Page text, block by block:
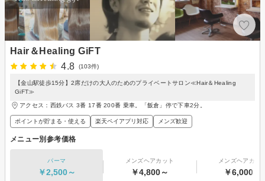
Hair＆Healing GiFT
4.8
(103件)
【金山駅徒歩15分】2席だけの大人のためのプライベートサロン≪Hair＆Healing
GiFT≫
アクセス：西鉄バス 3番 17番 200番 乗車。「飯倉」停で下車2分。
ポイントが貯まる・使える 楽天ペイアプリ対応 メンズ歓迎
メニュー別参考価格
パーマ
￥2,500～
メンズヘアカット
￥4,800～
メンズヘアカラ
￥6,000～